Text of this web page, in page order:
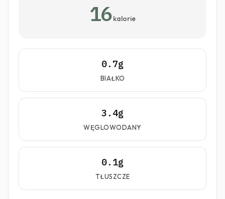
16 kalorie
0.7g
BIAŁKO
3.4g
WĘGLOWODANY
0.1g
TŁUSZCZE